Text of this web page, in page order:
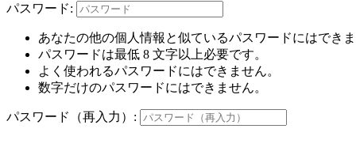
パスワード:
あなたの他の個人情報と似ているパスワードにはできま
パスワードは最低 8 文字以上必要です。
よく使われるパスワードにはできません。
数字だけのパスワードにはできません。
パスワード（再入力）: